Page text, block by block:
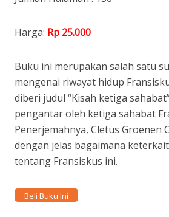
Harga: Rp 25.000
Buku ini merupakan salah satu
mengenai riwayat hidup
diberi judul “Kisah ketiga
pengantar oleh ketiga sahabat
Penerjemahnya, Cletus Groenen
dengan jelas bagaimana
tentang Fransiskus ini.
Beli Buku Ini